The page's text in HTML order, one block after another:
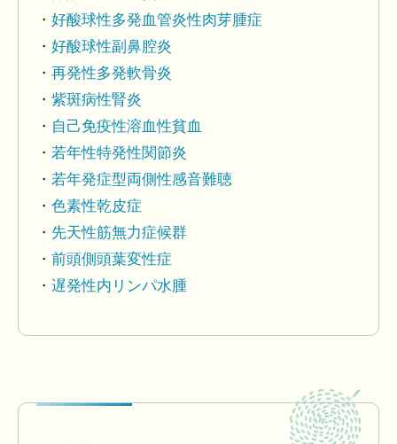
好酸球性多発血管炎性肉芽腫症
好酸球性副鼻腔炎
再発性多発軟骨炎
紫斑病性腎炎
自己免疫性溶血性貧血
若年性特発性関節炎
若年発症型両側性感音難聴
色素性乾皮症
先天性筋無力症候群
前頭側頭葉変性症
遅発性内リンパ水腫